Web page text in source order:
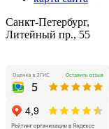
Санкт-Петербург,
Литейный пр., 55